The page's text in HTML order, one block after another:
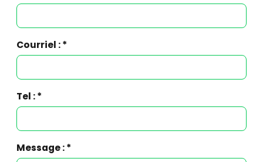
Courriel : *
Tel : *
Message : *